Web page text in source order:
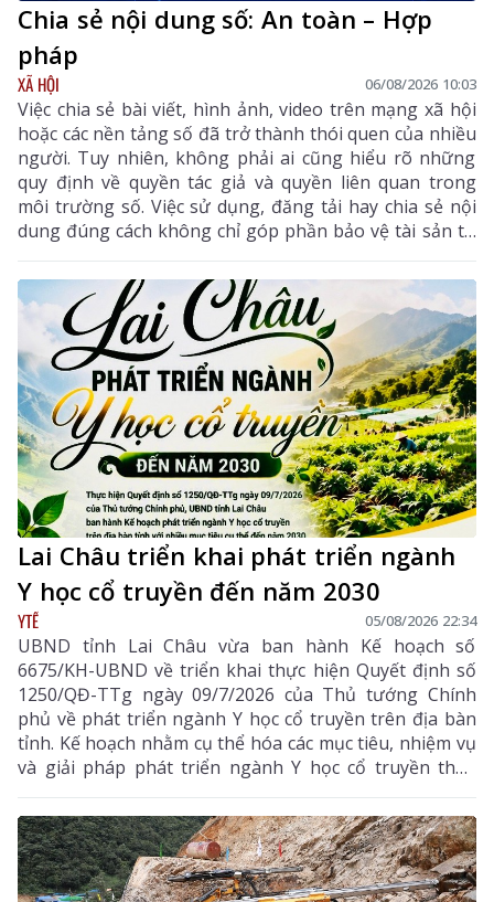
Chia sẻ nội dung số: An toàn – Hợp
pháp
XÃ HỘI 06/08/2026 10:03
Việc chia sẻ bài viết, hình ảnh, video trên mạng xã hội
hoặc các nền tảng số đã trở thành thói quen của nhiều
người. Tuy nhiên, không phải ai cũng hiểu rõ những
quy định về quyền tác giả và quyền liên quan trong
môi trường số. Việc sử dụng, đăng tải hay chia sẻ nội
dung đúng cách không chỉ góp phần bảo vệ tài sản trí
tuệ của tác giả, mà còn giúp mỗi cá nhân tránh những
vi phạm pháp luật khi tham gia không gian mạng.
Lai Châu triển khai phát triển ngành
Y học cổ truyền đến năm 2030
YTẾ 05/08/2026 22:34
UBND tỉnh Lai Châu vừa ban hành Kế hoạch số
6675/KH-UBND về triển khai thực hiện Quyết định số
1250/QĐ-TTg ngày 09/7/2026 của Thủ tướng Chính
phủ về phát triển ngành Y học cổ truyền trên địa bàn
tỉnh. Kế hoạch nhằm cụ thể hóa các mục tiêu, nhiệm vụ
và giải pháp phát triển ngành Y học cổ truyền theo
hướng hiện đại, hiệu quả, bền vững; đẩy mạnh kết
hợp y học cổ truyền với y học hiện đại, phát huy tiềm
năng dược liệu của địa phương, góp phần nâng cao
chất lượng chăm sóc, bảo vệ sức khỏe nhân dân và
thúc đẩy phát triển kinh tế - xã hội.